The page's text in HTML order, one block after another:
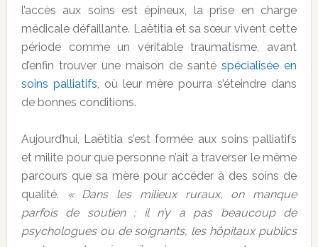
l’accès aux soins est épineux, la prise en charge
médicale défaillante. Laëtitia et sa sœur vivent cette
période comme un véritable traumatisme, avant
d’enfin trouver une maison de santé spécialisée en
soins palliatifs, où leur mère pourra s’éteindre dans
de bonnes conditions.
Aujourd’hui, Laëtitia s’est formée aux soins palliatifs
et milite pour que personne n’ait à traverser le même
parcours que sa mère pour accéder à des soins de
qualité.
« Dans les milieux ruraux, on manque
parfois de soutien : il n’y a pas beaucoup de
psychologues ou de soignants, les hôpitaux publics